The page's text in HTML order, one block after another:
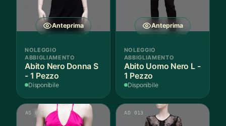
pagina
Anteprima
NOLEGGIO
ABBIGLIAMENTO
Abito Nero Donna S
- 1 Pezzo
Disponibile
Anteprima
NOLEGGIO
ABBIGLIAMENTO
Abito Uomo Nero L -
1 Pezzo
Disponibile
AS 015 AD 013